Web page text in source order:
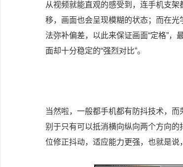
从视频就能直观的感受到，连手机支
移，画面也会呈现模糊的状态；而在
法弥补偏差，以此来保证画面“定格”
面却十分稳定的“强烈对比”。
当然啦，一般都手机都有防抖技术，
别于只有可以抵消横向纵向两个方向
位修正抖动，适应能力更强，也就是说